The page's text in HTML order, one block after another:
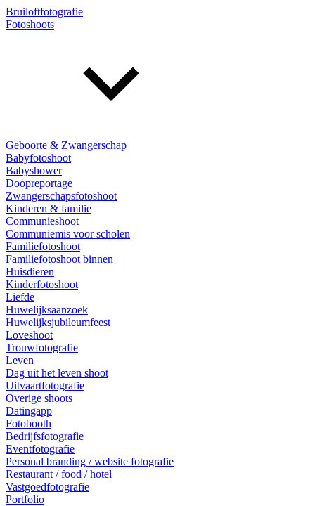
Bruiloftfotografie
Fotoshoots
Geboorte & Zwangerschap
Babyfotoshoot
Babyshower
Doopreportage
Zwangerschapsfotoshoot
Kinderen & familie
Communieshoot
Communiemis voor scholen
Familiefotoshoot
Familiefotoshoot binnen
Huisdieren
Kinderfotoshoot
Liefde
Huwelijksaanzoek
Huwelijksjubileumfeest
Loveshoot
Trouwfotografie
Leven
Dag uit het leven shoot
Uitvaartfotografie
Overige shoots
Datingapp
Fotobooth
Bedrijfsfotografie
Eventfotografie
Personal branding / website fotografie
Restaurant / food / hotel
Vastgoedfotografie
Portfolio